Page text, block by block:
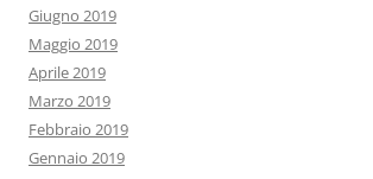
Giugno 2019
Maggio 2019
Aprile 2019
Marzo 2019
Febbraio 2019
Gennaio 2019